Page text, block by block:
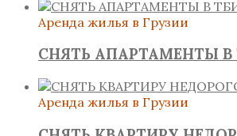
Аренда жилья в Грузии
СНЯТЬ АПАРТАМЕНТЫ
Аренда жилья в Грузии